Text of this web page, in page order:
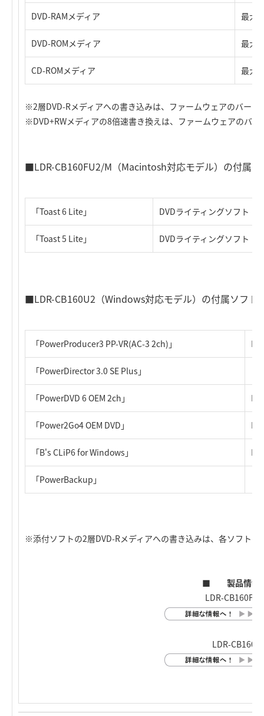
DVD-RAMメディア 最大
DVD-ROMメディア 最大
CD-ROMメディア 最大
※2層DVD-Rメディアへの書き込みは、ファームウェアのバー
※DVD+RWメディアの8倍速書き換えは、ファームウェアのバ
■LDR-CB160FU2/M（Macintosh対応モデル）の付属ソ
「Toast 6 Lite」 DVDライティングソフト（
「Toast 5 Lite」 DVDライティングソフト（
■LDR-CB160U2（Windows対応モデル）の付属ソフト
「PowerProducer3 PP-VR(AC-3 2ch)」
「PowerDirector 3.0 SE Plus」
「PowerDVD 6 OEM 2ch」
「Power2Go4 OEM DVD」
「B's CLiP6 for Windows」
「PowerBackup」
※添付ソフトの2層DVD-Rメディアへの書き込みは、各ソフト
■ 製品情
LDR-
LDR-